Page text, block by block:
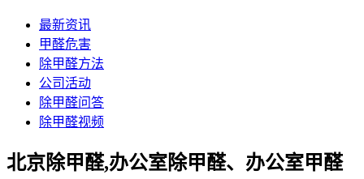
最新资讯
甲醛危害
除甲醛方法
公司活动
除甲醛问答
除甲醛视频
北京除甲醛,办公室除甲醛、办公室甲醛